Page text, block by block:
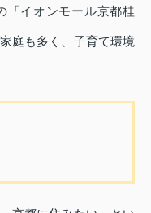
「イオンモール京都桂
庭も多く、子育て環境